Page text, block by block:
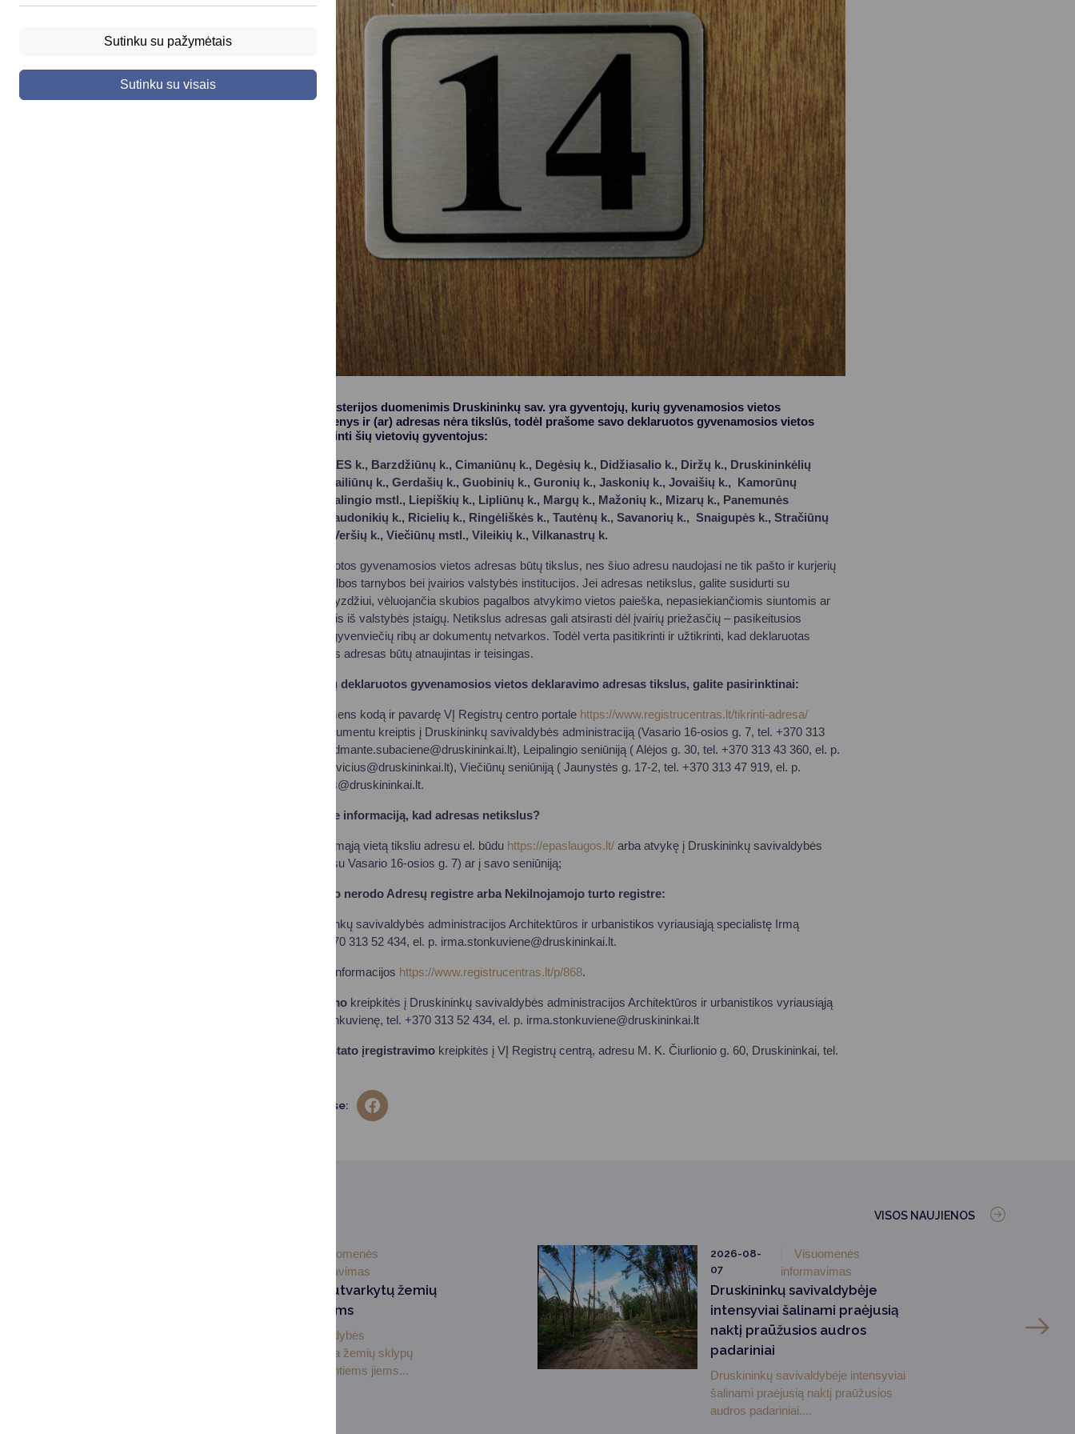
Sutinku su pažymėtais
Sutinku su visais
Pranešėjų apsauga
Asmens duomenų apsauga
Vidaus reikalų ministerijos duomenimis Druskininkų sav. yra gyventojų, kurių gyvenamosios vietos
deklaravimo duomenys ir (ar) adresas nėra tikslūs, todėl prašome savo deklaruotos gyvenamosios vietos
duomenis pasitikslinti šių vietovių gyventojus:
Baltosios Ančios HES k., Barzdžiūnų k., Cimaniūnų k., Degėsių k., Didžiasalio k., Diržų k., Druskininkėlių
k., Dulgininkų k., Gailiūnų k., Gerdašių k., Guobinių k., Guronių k., Jaskonių k., Jovaišių k., Kamorūnų
k., Kaziulių k., Leipalingio mstl., Liepiškių k., Lipliūnų k., Margų k., Mažonių k., Mizarų k., Panemunės
k., Radvilonių k., Raudonikių k., Ricielių k., Ringėliškės k., Tautėnų k., Savanorių k., Snaigupės k., Stračiūnų
k., Švendubrės k., Veršių k., Viečiūnų mstl., Vileikių k., Vilkanastrų k.
Svarbu, kad deklaruotos gyvenamosios vietos adresas būtų tikslus, nes šiuo adresu naudojasi ne tik pašto ir kurjerių
tarnybos, bet ir pagalbos tarnybos bei įvairios valstybės institucijos. Jei adresas netikslus, galite susidurti su
nesklandumais, pavyzdžiui, vėluojančia skubios pagalbos atvykimo vietos paieška, nepasiekiančiomis siuntomis ar
svarbiais pranešimais iš valstybės įstaigų. Netikslus adresas gali atsirasti dėl įvairių priežasčių – pasikeitusios
numeracijos, naujų gyvenviečių ribų ar dokumentų netvarkos. Todėl verta pasitikrinti ir užtikrinti, kad deklaruotas
gyvenamosios vietos adresas būtų atnaujintas ir teisingas.
Pasitikrinti, ar Jūsų deklaruotos gyvenamosios vietos deklaravimo adresas tikslus, galite pasirinktinai:
įvesti savo asmens kodą ir pavardę VĮ Registrų centro portale https://www.registrucentras.lt/tikrinti-adresa/
su asmens dokumentu kreiptis į Druskininkų savivaldybės administraciją (Vasario 16-osios g. 7, tel. +370 313
vidmante.subaciene@druskininkai.lt), Leipalingio seniūniją ( Alėjos g. 30, tel. +370 313 43 360, el. p.
antanas.krancevicius@druskininkai.lt), Viečiūnų seniūniją ( Jaunystės g. 17-2, tel. +370 313 47 919, el. p.
alvydas.varanis@druskininkai.lt.
Ką daryti, jei gavote informaciją, kad adresas netikslus?
deklaruokite gyvenamąją vietą tiksliu adresu el. būdu https://epaslaugos.lt/ arba atvykę į Druskininkų savivaldybės
administraciją (adresu Vasario 16-osios g. 7) ar į savo seniūniją;
Ką daryti, jei adreso nerodo Adresų registre arba Nekilnojamojo turto registre:
Kreipkitės į Druskininkų savivaldybės administracijos Architektūros ir urbanistikos vyriausiąją specialistę Irmą
Stonkuvienę, tel. +370 313 52 434, el. p. irma.stonkuviene@druskininkai.lt.
Daugiau naudingos informacijos https://www.registrucentras.lt/p/868.
Dėl adreso suteikimo kreipkitės į Druskininkų savivaldybės administracijos Architektūros ir urbanistikos vyriausiąją
specialistę Irmą Stonkuvienę, tel. +370 313 52 434, el. p. irma.stonkuviene@druskininkai.lt
Dėl patalpos ar pastato įregistravimo kreipkitės į VĮ Registrų centrą, adresu M. K. Čiurlionio g. 60, Druskininkai, tel.
Dalintis soc. tinkluose:
VISOS NAUJIENOS
Visuomenės
informavimas
Informacija nesutvarkytų žemių
sklypų savininkams
Druskininkų savivaldybės
administracija dėkoja žemių sklypų
savininkams tvarkantiems jiems...
2026-08-
07
Visuomenės
informavimas
Druskininkų savivaldybėje
intensyviai šalinami praėjusią
naktį praūžusios audros
padariniai
Druskininkų savivaldybėje intensyviai
šalinami praėjusią naktį praūžusios
audros padariniai....